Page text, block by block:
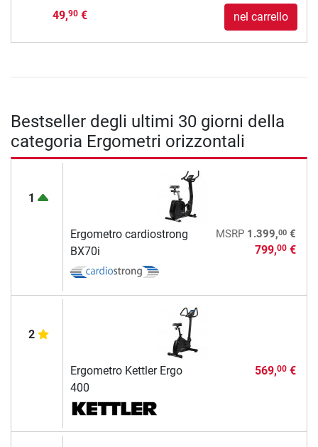
49,90€ nel carrello
Bestseller degli ultimi 30 giorni della
categoria Ergometri orizzontali
1
Ergometro cardiostrong
BX70i
MSRP 1.399,00€
799,00€
2
Ergometro Kettler Ergo
400
569,00€